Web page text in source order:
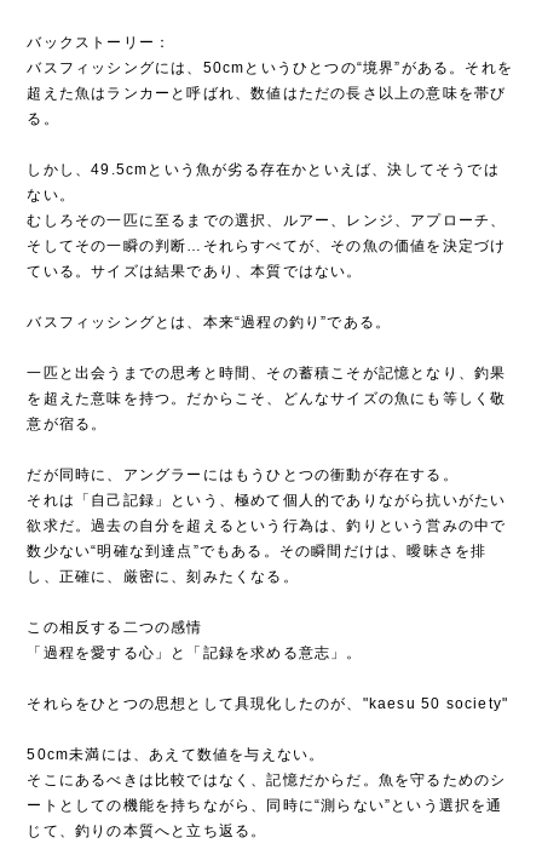
バックストーリー：
バスフィッシングには、50cmというひとつの“境界”がある。それを
超えた魚はランカーと呼ばれ、数値はただの長さ以上の意味を帯び
る。
しかし、49.5cmという魚が劣る存在かといえば、決してそうでは
ない。
むしろその一匹に至るまでの選択、ルアー、レンジ、アプローチ、
そしてその一瞬の判断…それらすべてが、その魚の価値を決定づけ
ている。サイズは結果であり、本質ではない。
バスフィッシングとは、本来“過程の釣り”である。
一匹と出会うまでの思考と時間、その蓄積こそが記憶となり、釣果
を超えた意味を持つ。だからこそ、どんなサイズの魚にも等しく敬
意が宿る。
だが同時に、アングラーにはもうひとつの衝動が存在する。
それは「自己記録」という、極めて個人的でありながら抗いがたい
欲求だ。過去の自分を超えるという行為は、釣りという営みの中で
数少ない“明確な到達点”でもある。その瞬間だけは、曖昧さを排
し、正確に、厳密に、刻みたくなる。
この相反する二つの感情
「過程を愛する心」と「記録を求める意志」。
それらをひとつの思想として具現化したのが、"kaesu 50 society"
50cm未満には、あえて数値を与えない。
そこにあるべきは比較ではなく、記憶だからだ。魚を守るためのシ
ートとしての機能を持ちながら、同時に“測らない”という選択を通
じて、釣りの本質へと立ち返る。